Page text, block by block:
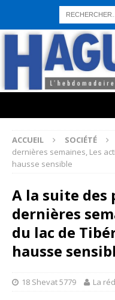
sohbet hattı numarası seks
sohbet hattı numaralar seks
numaraları sohbet hattı sex
sohbet hattı canlı
sex sohbet hattı numaraları
yeni casino siteleri
ACCUEIL SOCIÉTÉ
dernières semaines, Les
hausse sensible
A la suite
dernières
du lac de
hausse
18 Shevat 5779 La